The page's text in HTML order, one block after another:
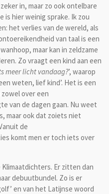
in, maar zo ook ontelbare
is hier weinig sprake. Ik zou
het verlies van de wereld, als
van taal is een
maar kan in zeldzame
Zo vraagt een kind aan een
meer licht vandaag?’, waarop
weten, lief kind’. Het is een
over een
van de dagen gaan. Nu weet
maar ook dat zoiets niet
de
komt men er toch iets over
Er zitten dan
debuutbundel. Zo is er
en van het Latijnse woord